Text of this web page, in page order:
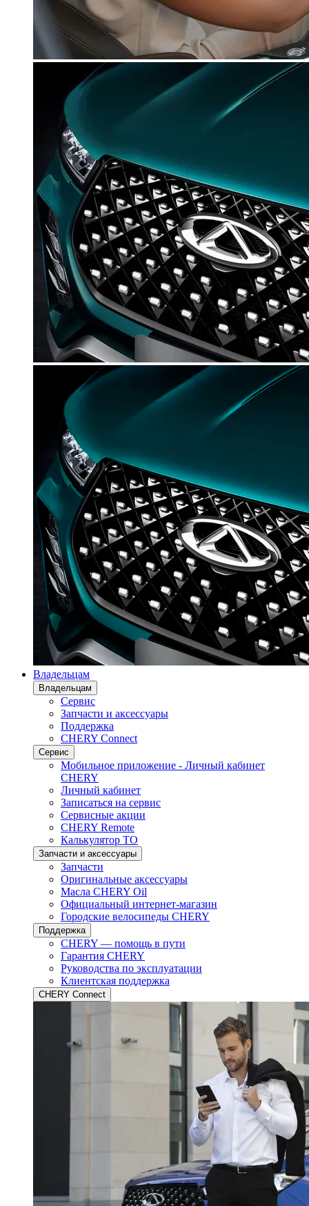
Владельцам
Владельцам
Сервис
Запчасти и аксессуары
Поддержка
CHERY Connect
Сервис
Мобильное приложение - Личный кабинет
CHERY
Личный кабинет
Записаться на сервис
Сервисные акции
CHERY Remote
Калькулятор ТО
Запчасти и аксессуары
Запчасти
Оригинальные аксессуары
Масла CHERY Oil
Официальный интернет-магазин
Городские велосипеды CHERY
Поддержка
CHERY — помощь в пути
Гарантия CHERY
Руководства по эксплуатации
Клиентская поддержка
CHERY Connect